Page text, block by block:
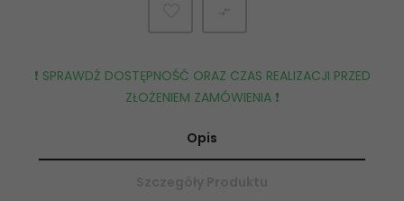
❗️ SPRAWDŹ DOSTĘPNOŚĆ ORAZ CZAS REALIZACJI PRZED
ZŁOŻENIEM ZAMÓWIENIA ❗️
Opis